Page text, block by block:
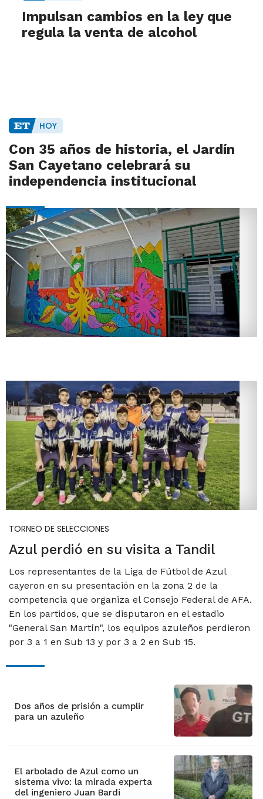
Impulsan cambios en la ley que
regula la venta de alcohol
HOY
Con 35 años de historia, el Jardín
San Cayetano celebrará su
independencia institucional
TORNEO DE SELECCIONES
Azul perdió en su visita a Tandil
Los representantes de la Liga de Fútbol de Azul
cayeron en su presentación en la zona 2 de la
competencia que organiza el Consejo Federal de AFA.
En los partidos, que se disputaron en el estadio
"General San Martín", los equipos azuleños perdieron
por 3 a 1 en Sub 13 y por 3 a 2 en Sub 15.
Dos años de prisión a cumplir
para un azuleño
El arbolado de Azul como un
sistema vivo: la mirada experta
del ingeniero Juan Bardi